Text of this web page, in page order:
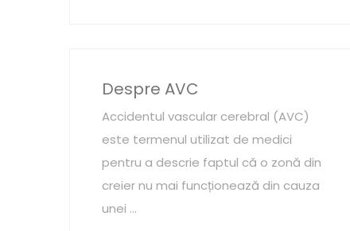
Despre AVC
Accidentul vascular cerebral (AVC)
este termenul utilizat de medici
pentru a descrie faptul că o zonă din
creier nu mai funcționează din cauza
unei ...